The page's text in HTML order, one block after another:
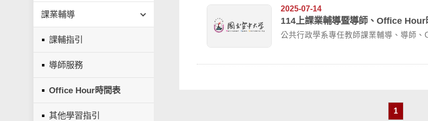
課業輔導
課輔指引
導師服務
Office Hour時間表
其他學習指引
2025-07-14
114上課業輔導暨導師、Office Hour
1